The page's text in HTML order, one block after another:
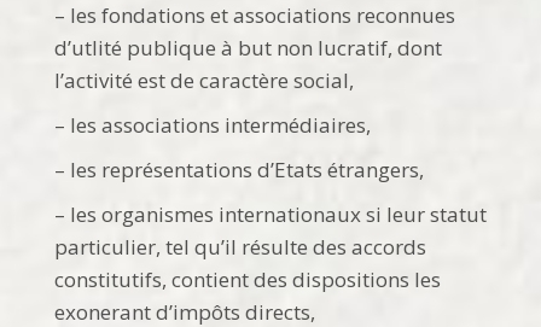
– les fondations et associations reconnues
d’utlité publique à but non lucratif, dont
l’activité est de caractère social,
– les associations intermédiaires,
– les représentations d’Etats étrangers,
– les organismes internationaux si leur statut
particulier, tel qu’il résulte des accords
constitutifs, contient des dispositions les
exonerant d’impôts directs,